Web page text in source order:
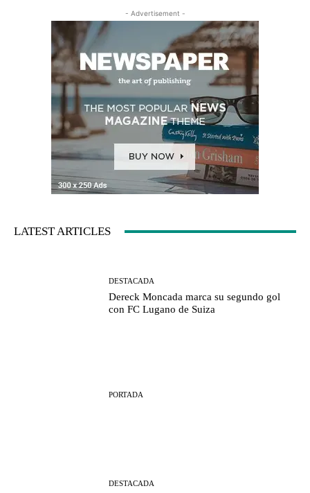
- Advertisement -
LATEST ARTICLES
DESTACADA
Dereck Moncada marca su segundo gol
con FC Lugano de Suiza
PORTADA
DESTACADA